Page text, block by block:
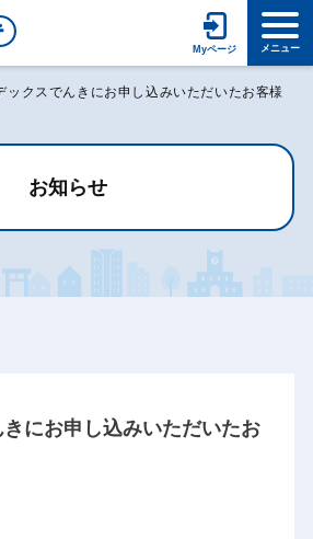
ックスでんきにお申し込みいただいたお客様
お知らせ
にお申し込みいただいたお